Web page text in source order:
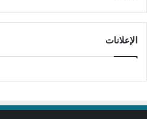
الإعلانات